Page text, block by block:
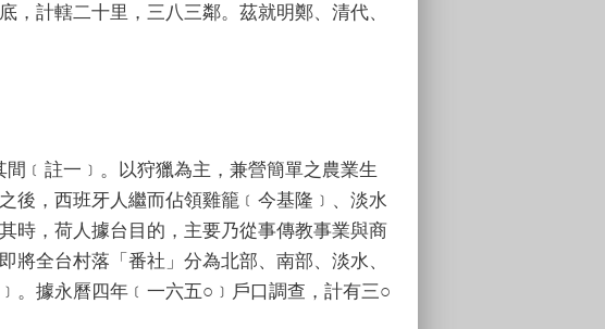
計轄二十里，三八三鄰。茲就明鄭、清代、
﹝註一﹞。以狩獵為主，兼營簡單之農業生
後，西班牙人繼而佔領雞籠﹝今基隆﹞、淡水
時，荷人據台目的，主要乃從事傳教事業與商
全台村落「番社」分為北部、南部、淡水、
。據永曆四年﹝一六五○﹞戶口調查，計有三○